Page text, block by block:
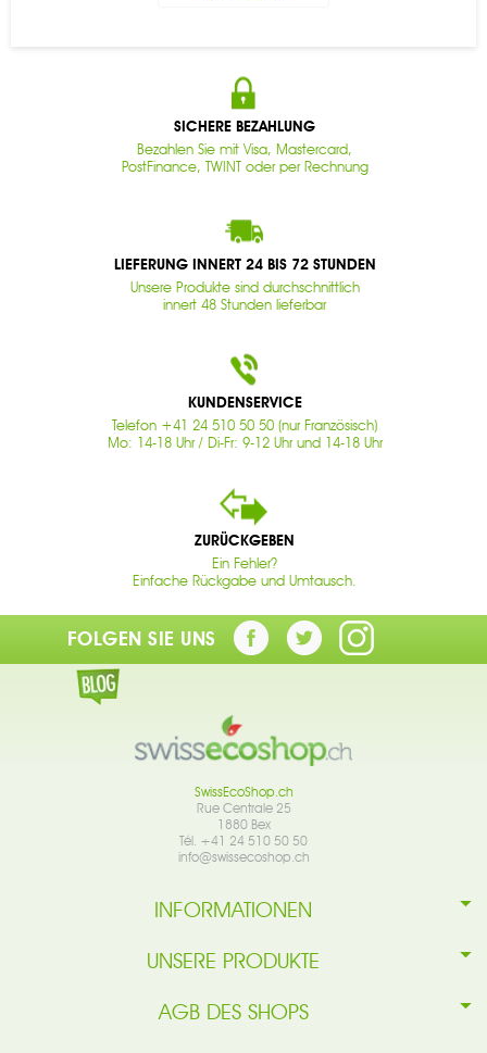
SICHERE BEZAHLUNG
Bezahlen Sie mit Visa, Mastercard,
PostFinance, TWINT oder per Rechnung
LIEFERUNG INNERT 24 BIS 72 STUNDEN
Unsere Produkte sind durchschnittlich
innert 48 Stunden lieferbar
KUNDENSERVICE
Telefon +41 24 510 50 50 (nur Französisch)
Mo: 14-18 Uhr / Di-Fr: 9-12 Uhr und 14-18 Uhr
ZURÜCKGEBEN
Ein Fehler?
Einfache Rückgabe und Umtausch.
FOLGEN SIE UNS
SwissEcoShop.ch
Rue Centrale 25
1880 Bex
Tél. +41 24 510 50 50
info@swissecoshop.ch
INFORMATIONEN
UNSERE PRODUKTE
AGB DES SHOPS